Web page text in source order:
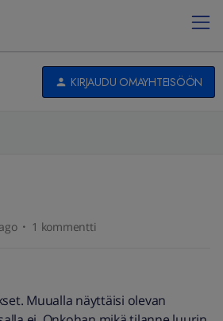
KIRJAUDU OMAYHTEISÖÖN
1 kommentti
Muualla näyttäisi olevan